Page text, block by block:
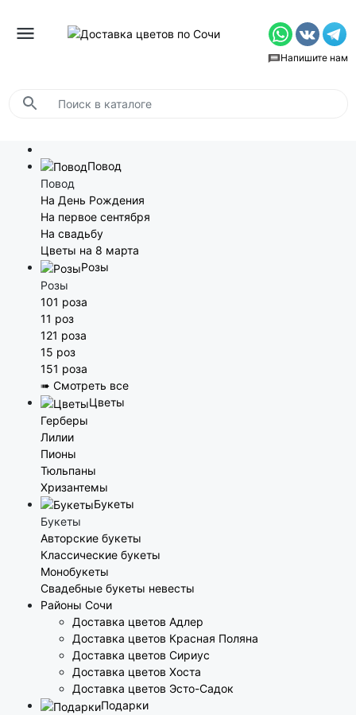
Напишите нам
Повод
Повод
На День Рождения
На первое сентября
На свадьбу
Цветы на 8 марта
Розы
Розы
101 роза
11 роз
121 роза
15 роз
151 роза
➠ Смотреть все
Цветы
Герберы
Лилии
Пионы
Тюльпаны
Хризантемы
Букеты
Букеты
Авторские букеты
Классические букеты
Монобукеты
Свадебные букеты невесты
Районы Сочи
Доставка цветов Адлер
Доставка цветов Красная Поляна
Доставка цветов Сириус
Доставка цветов Хоста
Доставка цветов Эсто-Садок
Подарки